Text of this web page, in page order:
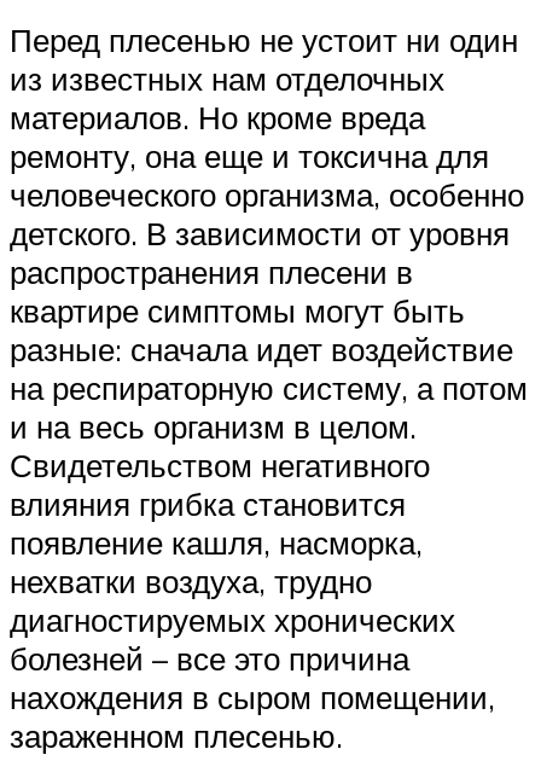
Перед плесенью не устоит ни один
из известных нам отделочных
материалов. Но кроме вреда
ремонту, она еще и токсична для
человеческого организма, особенно
детского. В зависимости от уровня
распространения плесени в
квартире симптомы могут быть
разные: сначала идет воздействие
на респираторную систему, а потом
и на весь организм в целом.
Свидетельством негативного
влияния грибка становится
появление кашля, насморка,
нехватки воздуха, трудно
диагностируемых хронических
болезней – все это причина
нахождения в сыром помещении,
зараженном плесенью.